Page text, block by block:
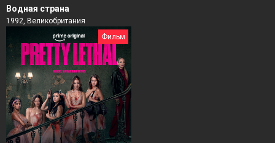
Водная страна
1992, Великобритания
Фильм